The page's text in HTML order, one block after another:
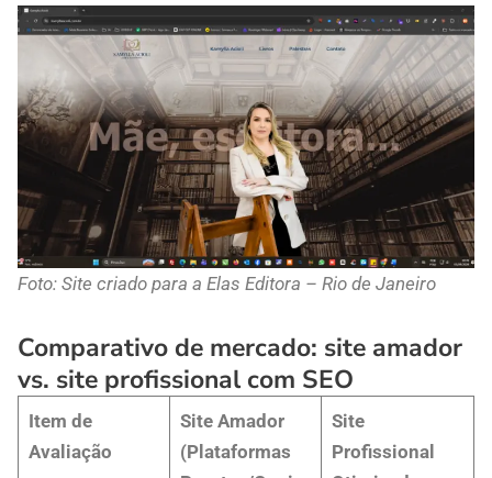
Foto: Site criado para a Elas Editora – Rio de Janeiro
Comparativo de mercado: site amador
vs. site profissional com SEO
Item de
Avaliação
Site Amador
(Plataformas
Site
Profissional